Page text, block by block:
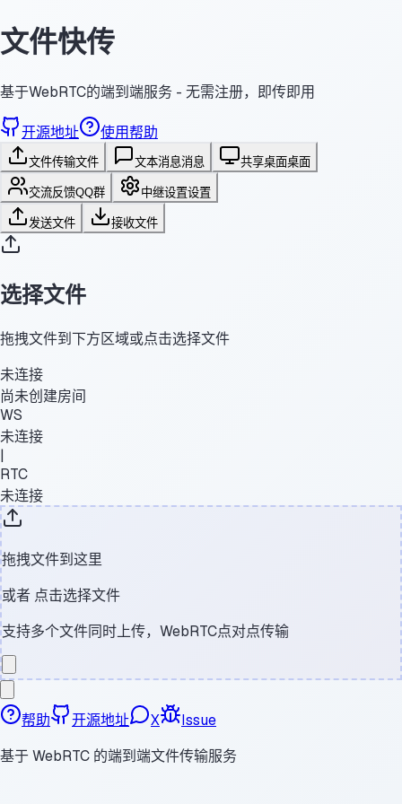
文件快传
基于WebRTC的端到端服务 - 无需注册，即传即用
开源地址 使用帮助
文件传输文件 文本消息消息 共享桌面桌面
交流反馈QQ群 中继设置设置
发送文件 接收文件
选择文件
拖拽文件到下方区域或点击选择文件
未连接
尚未创建房间
WS
未连接
|
RTC
未连接
拖拽文件到这里
或者 点击选择文件
支持多个文件同时上传，WebRTC点对点传输
帮助 开源地址 X
Issue
基于 WebRTC 的端到端文件传输服务